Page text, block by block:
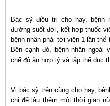
Bác sỹ điều trị cho hay, bệnh
đường suốt đời, kết hợp thuốc
bệnh nhân phải tới viện 1 lần
Bên cạnh đó, bệnh nhân ngoài
chế độ ăn hợp lý và tập thể dục
Vị bác sỹ trên cũng cho hay,
chỉ để lâu thêm một thời gian